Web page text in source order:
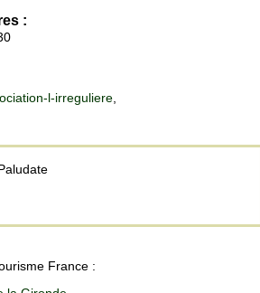
:
l-irreguliere,
France :